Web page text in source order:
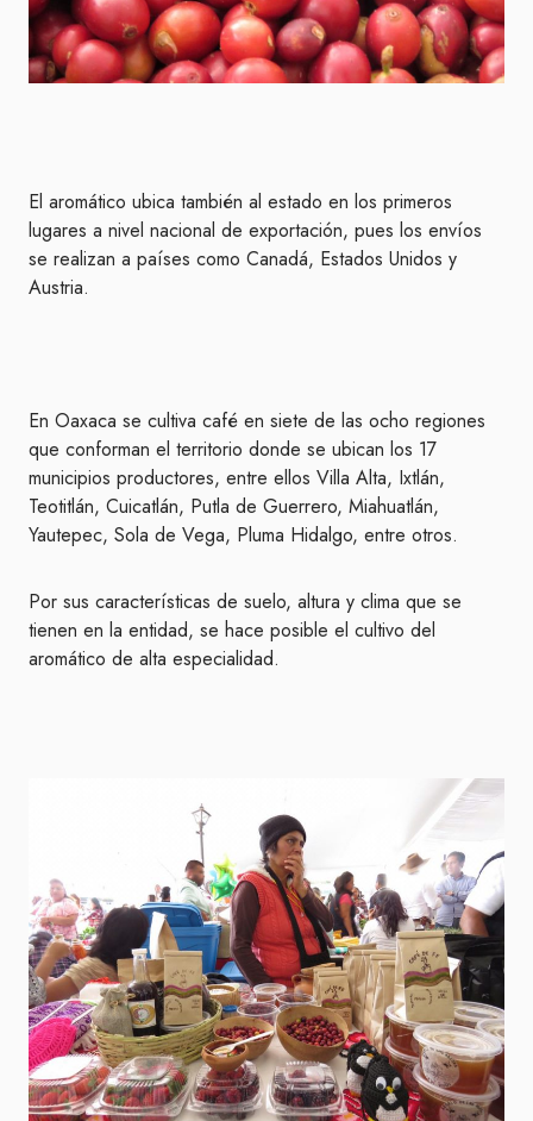
El aromático ubica también al estado en los primeros
lugares a nivel nacional de exportación, pues los envíos
se realizan a países como Canadá, Estados Unidos y
Austria.
En Oaxaca se cultiva café en siete de las ocho regiones
que conforman el territorio donde se ubican los 17
municipios productores, entre ellos Villa Alta, Ixtlán,
Teotitlán, Cuicatlán, Putla de Guerrero, Miahuatlán,
Yautepec, Sola de Vega, Pluma Hidalgo, entre otros.
Por sus características de suelo, altura y clima que se
tienen en la entidad, se hace posible el cultivo del
aromático de alta especialidad.